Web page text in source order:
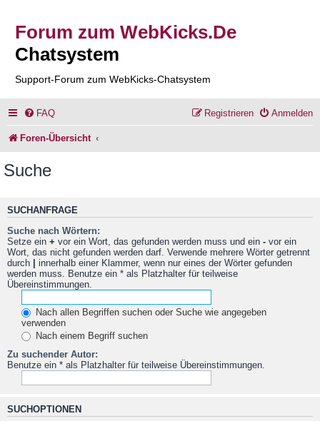
Forum zum WebKicks.De
Chatsystem
Support-Forum zum WebKicks-Chatsystem
FAQ Anmelden
Registrieren
Foren-Übersicht
Suche
SUCHANFRAGE
Suche nach Wörtern:
Setze ein + vor ein Wort, das gefunden werden muss und ein - vor ein
Wort, das nicht gefunden werden darf. Verwende mehrere Wörter getrennt
durch | innerhalb einer Klammer, wenn nur eines der Wörter gefunden
werden muss. Benutze ein * als Platzhalter für teilweise
Übereinstimmungen.
Nach allen Begriffen suchen oder Suche wie angegeben
verwenden
Nach einem Begriff suchen
Zu suchender Autor:
Benutze ein * als Platzhalter für teilweise Übereinstimmungen.
SUCHOPTIONEN